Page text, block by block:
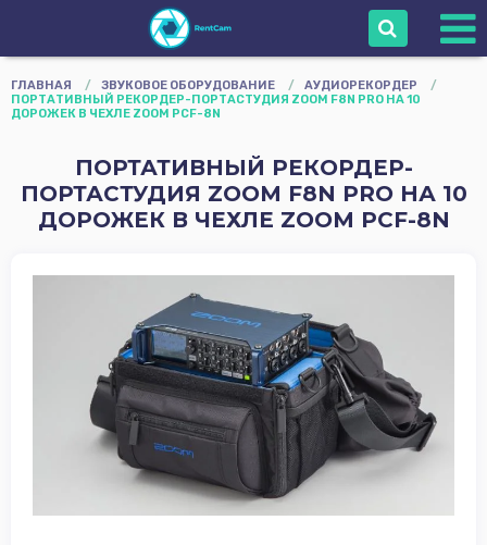
Войти
Камеры
Объективы
Оборудование
Осветительное
Оборудование
Штативы Стойки
Карты памяти и
ГЛАВНАЯ / ЗВУКОВОЕ ОБОРУДОВАНИЕ / АУДИОРЕКОРДЕР
/
ПОРТАТИВНЫЙ РЕКОРДЕР-ПОРТАСТУДИЯ ZOOM F8N PRO НА 10
ДОРОЖЕК В ЧЕХЛЕ ZOOM PCF-8N
ПОРТАТИВНЫЙ РЕКОРДЕР-
ПОРТАСТУДИЯ ZOOM F8N PRO НА 10
ДОРОЖЕК В ЧЕХЛЕ ZOOM PCF-8N